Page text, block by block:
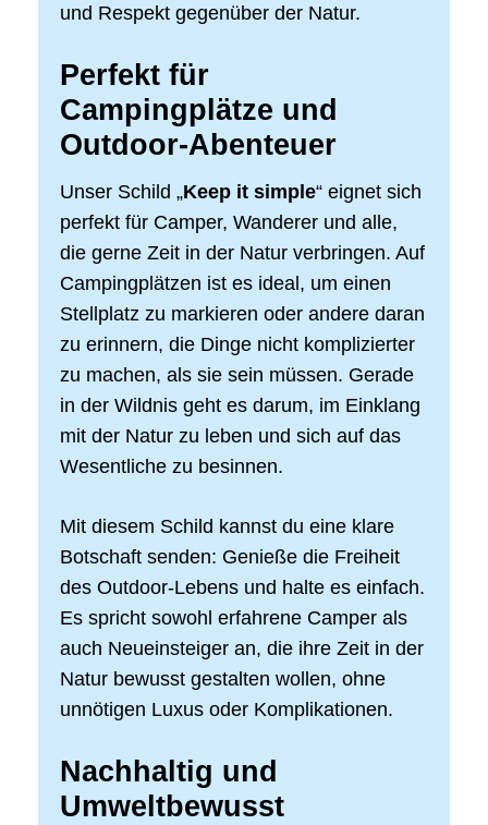
und Respekt gegenüber der Natur.
Perfekt für
Campingplätze und
Outdoor-Abenteuer
Unser Schild „Keep it simple“ eignet sich
perfekt für Camper, Wanderer und alle,
die gerne Zeit in der Natur verbringen. Auf
Campingplätzen ist es ideal, um einen
Stellplatz zu markieren oder andere daran
zu erinnern, die Dinge nicht komplizierter
zu machen, als sie sein müssen. Gerade
in der Wildnis geht es darum, im Einklang
mit der Natur zu leben und sich auf das
Wesentliche zu besinnen.
Mit diesem Schild kannst du eine klare
Botschaft senden: Genieße die Freiheit
des Outdoor-Lebens und halte es einfach.
Es spricht sowohl erfahrene Camper als
auch Neueinsteiger an, die ihre Zeit in der
Natur bewusst gestalten wollen, ohne
unnötigen Luxus oder Komplikationen.
Nachhaltig und
Umweltbewusst